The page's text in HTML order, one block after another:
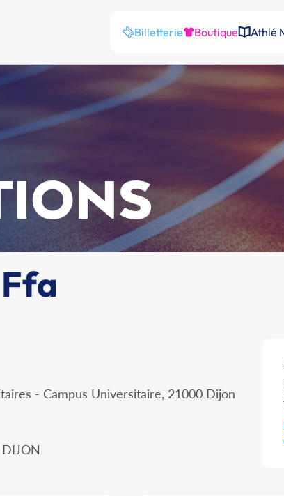
Billetterie Boutique Athlé
- Campus Universitaire, 21000 Dijon